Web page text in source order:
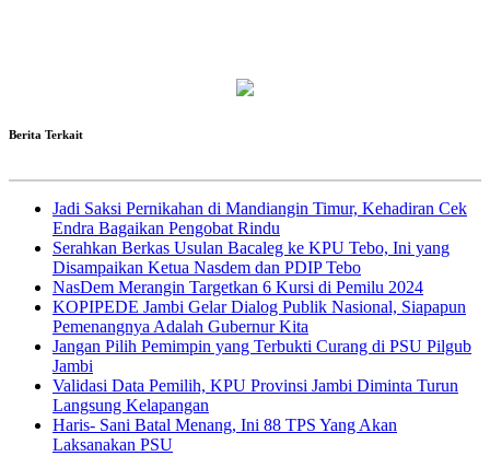
Berita Terkait
Jadi Saksi Pernikahan di Mandiangin Timur, Kehadiran Cek
Endra Bagaikan Pengobat Rindu
Serahkan Berkas Usulan Bacaleg ke KPU Tebo, Ini yang
Disampaikan Ketua Nasdem dan PDIP Tebo
NasDem Merangin Targetkan 6 Kursi di Pemilu 2024
KOPIPEDE Jambi Gelar Dialog Publik Nasional, Siapapun
Pemenangnya Adalah Gubernur Kita
Jangan Pilih Pemimpin yang Terbukti Curang di PSU Pilgub
Jambi
Validasi Data Pemilih, KPU Provinsi Jambi Diminta Turun
Langsung Kelapangan
Haris- Sani Batal Menang, Ini 88 TPS Yang Akan
Laksanakan PSU